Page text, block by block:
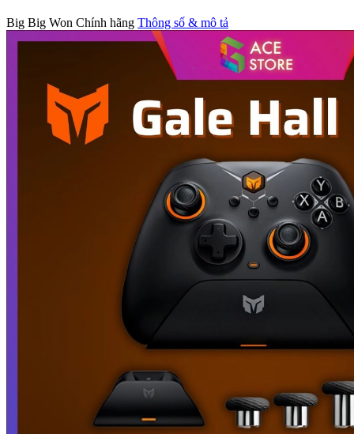
Big Big Won Chính hãng Thông số & mô tả